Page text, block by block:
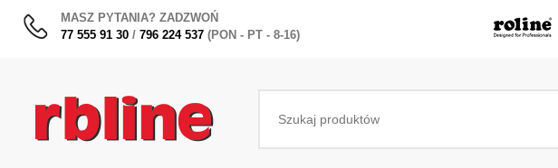
MASZ PYTANIA? ZADZWOŃ
77 555 91 30/ 796 224 537 (PON - PT - 8-16)